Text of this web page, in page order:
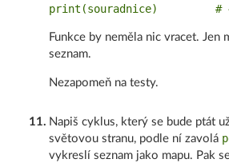
Funkce by neměla nic vracet. Jen
seznam.
Nezapomeň na testy.
11. Napiš cyklus, který se bude ptát
světovou stranu, podle ní zavolá
vykreslí seznam jako mapu. Pak